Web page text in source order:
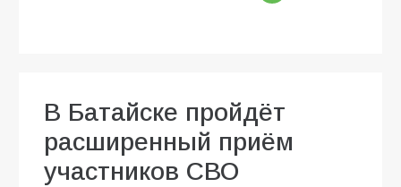
В Батайске пройдёт
расширенный приём
участников СВО